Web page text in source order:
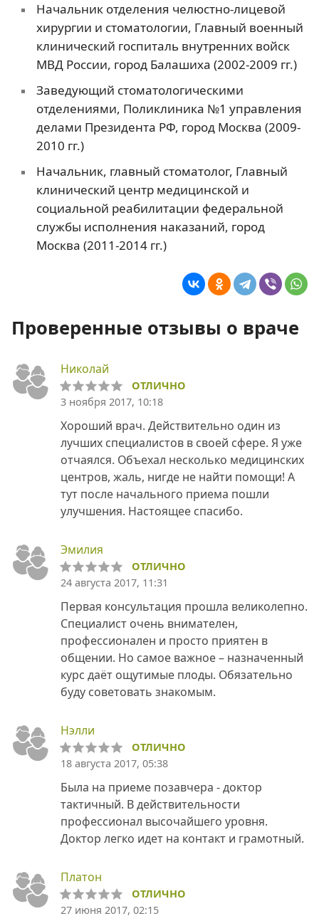
Начальник отделения челюстно-лицевой
хирургии и стоматологии, Главный военный
клинический госпиталь внутренних войск
МВД России, город Балашиха (2002-2009 гг.)
Заведующий стоматологическими
отделениями, Поликлиника №1 управления
делами Президента РФ, город Москва (2009-
2010 гг.)
Начальник, главный стоматолог, Главный
клинический центр медицинской и
социальной реабилитации федеральной
службы исполнения наказаний, город
Москва (2011-2014 гг.)
Проверенные отзывы о враче
Николай
ОТЛИЧНО
3 ноября 2017, 10:18
Хороший врач. Действительно один из
лучших специалистов в своей сфере. Я уже
отчаялся. Объехал несколько медицинских
центров, жаль, нигде не найти помощи! А
тут после начального приема пошли
улучшения. Настоящее спасибо.
Эмилия
ОТЛИЧНО
24 августа 2017, 11:31
Первая консультация прошла великолепно.
Специалист очень внимателен,
профессионален и просто приятен в
общении. Но самое важное – назначенный
курс даёт ощутимые плоды. Обязательно
буду советовать знакомым.
Нэлли
ОТЛИЧНО
18 августа 2017, 05:38
Была на приеме позавчера - доктор
тактичный. В действительности
профессионал высочайшего уровня.
Доктор легко идет на контакт и грамотный.
Платон
ОТЛИЧНО
27 июня 2017, 02:15